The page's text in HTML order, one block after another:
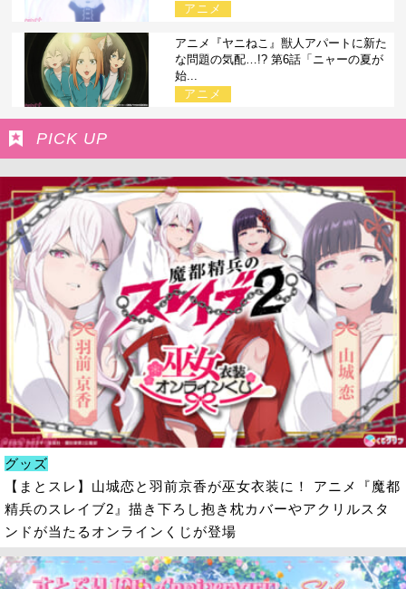
アニメ
アニメ『ヤニねこ』獣人アパートに新た
な問題の気配…!? 第6話「ニャーの夏が
始...
アニメ
PICK UP
グッズ
【まとスレ】山城恋と羽前京香が巫女衣装に！ アニメ『魔都
精兵のスレイブ2』描き下ろし抱き枕カバーやアクリルスタ
ンドが当たるオンラインくじが登場